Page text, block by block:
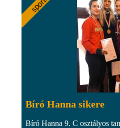
Bíró Hanna sikere
Bíró Hanna 9. C osztályos